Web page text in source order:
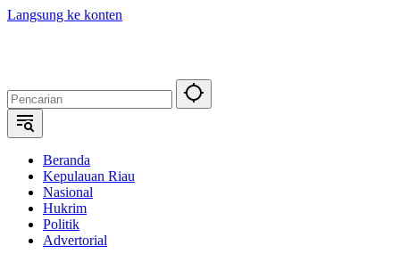
Langsung ke konten
Beranda
Kepulauan Riau
Nasional
Hukrim
Politik
Advertorial